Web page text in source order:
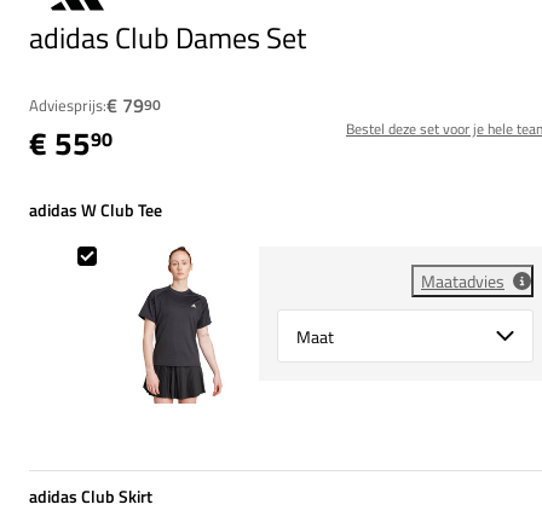
adidas Club Dames Set
Adviesprijs:€ 7990
€ 5590 Bestel deze set voor je hele
adidas W Club Tee
Maatadvies
Select {option} for {name}
adidas W Club Tee
adidas Club Skirt